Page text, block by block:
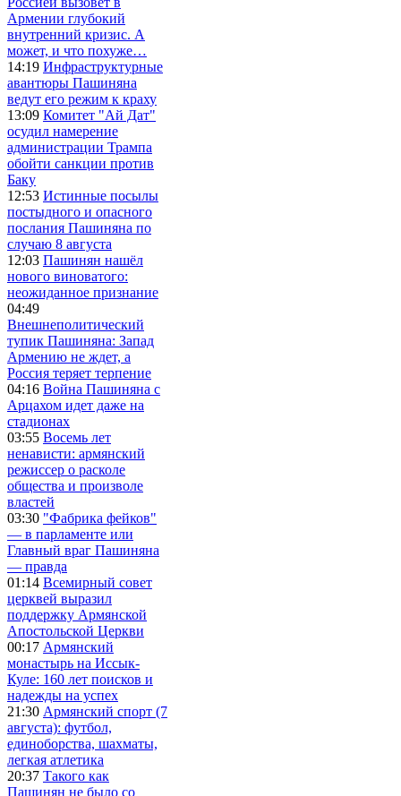
Армении глубокий
внутренний кризис. А
может, и что похуже…
14:19 Инфраструктурные
авантюры Пашиняна
ведут его режим к краху
13:09 Комитет "Ай Дат"
осудил намерение
администрации Трампа
обойти санкции против
Баку
12:53 Истинные посылы
постыдного и опасного
послания Пашиняна по
случаю 8 августа
12:03 Пашинян нашёл
нового виноватого:
неожиданное признание
04:49
Внешнеполитический
тупик Пашиняна: Запад
Армению не ждет, а
Россия теряет терпение
04:16 Война Пашиняна с
Арцахом идет даже на
стадионах
03:55 Восемь лет
ненависти: армянский
режиссер о расколе
общества и произволе
властей
03:30 "Фабрика фейков"
— в парламенте или
Главный враг Пашиняна
— правда
01:14 Всемирный совет
церквей выразил
поддержку Армянской
Апостольской Церкви
00:17 Армянский
монастырь на Иссык-
Куле: 160 лет поисков и
надежды на успех
21:30 Армянский спорт (7
августа): футбол,
единоборства, шахматы,
легкая атлетика
20:37 Такого как
Пашинян не было со